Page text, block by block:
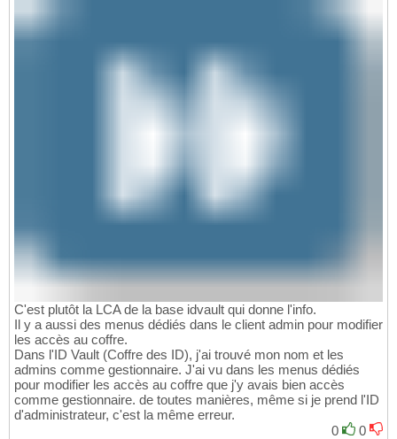
C'est plutôt la LCA de la base idvault qui donne l'info.
Il y a aussi des menus dédiés dans le client admin pour modifier
les accès au coffre.
Dans l'ID Vault (Coffre des ID), j'ai trouvé mon nom et les
admins comme gestionnaire. J'ai vu dans les menus dédiés
pour modifier les accès au coffre que j'y avais bien accès
comme gestionnaire. de toutes manières, même si je prend l'ID
d'administrateur, c'est la même erreur.
0
0